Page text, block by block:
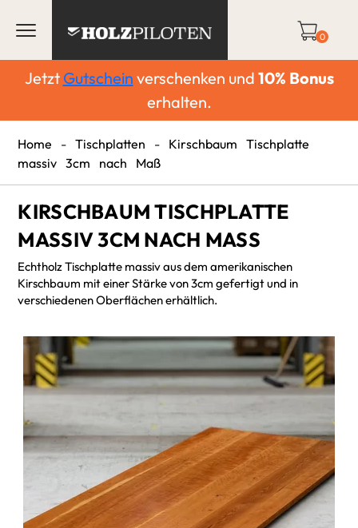
0
Jetzt Gutschein verschenken und 10% Bonus
erhalten.
Home - Tischplatten - Kirschbaum Tischplatte
massiv 3cm nach Maß
KIRSCHBAUM TISCHPLATTE
MASSIV 3CM NACH MASS
Echtholz Tischplatte massiv aus dem amerikanischen
Kirschbaum mit einer Stärke von 3cm gefertigt und in
verschiedenen Oberflächen erhältlich.